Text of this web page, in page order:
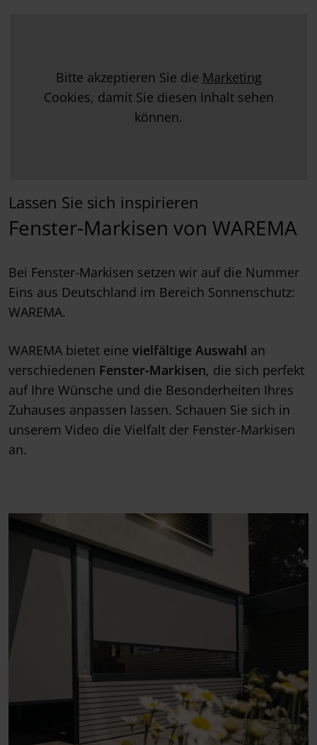
Bitte akzeptieren Sie die Marketing
Cookies, damit Sie diesen Inhalt sehen
können.
Lassen Sie sich inspirieren
Fenster-Markisen von WAREMA
Bei Fenster-Markisen setzen wir auf die Nummer
Eins aus Deutschland im Bereich Sonnenschutz:
WAREMA.
WAREMA bietet eine vielfältige Auswahl an
verschiedenen Fenster-Markisen, die sich perfekt
auf Ihre Wünsche und die Besonderheiten Ihres
Zuhauses anpassen lassen. Schauen Sie sich in
unserem Video die Vielfalt der Fenster-Markisen
an.